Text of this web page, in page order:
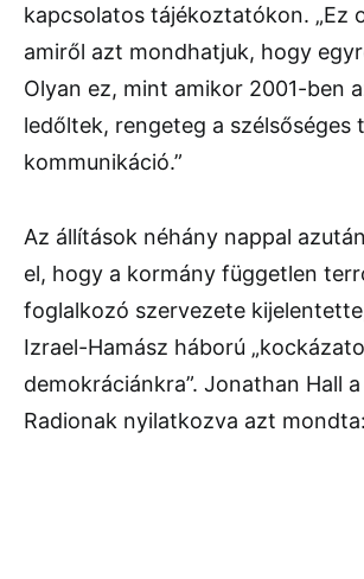
kapcsolatos tájékoztatókon. „Ez
amiről azt mondhatjuk, hogy
Olyan ez, mint amikor 2001-ben
ledőltek, rengeteg a szélsőséges
kommunikáció.”
Az állítások néhány nappal
el, hogy a kormány független
foglalkozó szervezete
Izrael-Hamász háború
demokráciánkra”. Jonathan Hall
Radionak nyilatkozva azt mondta: